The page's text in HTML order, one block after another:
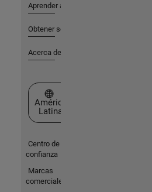
Aprender a utilizar
Obtener soporte
Acerca de MathWorks
Seleccione un país/idioma
América
Latina
Centro de
confianza
Marcas
comerciales